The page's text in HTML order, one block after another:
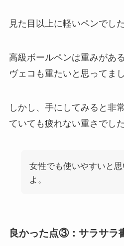
見た目以上に軽いペンでした
高級ボールペンは重みがあ
ヴェコも重たいと思ってまし
しかし、手にしてみると非
ていても疲れない重さでした
女性でも使いやすいと
よ。
良かった点③：サラサラ